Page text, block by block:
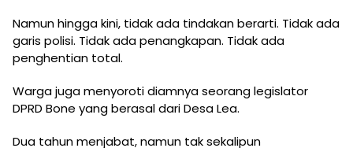
Namun hingga kini, tidak ada tindakan berarti. Tidak ada
garis polisi. Tidak ada penangkapan. Tidak ada
penghentian total.
Warga juga menyoroti diamnya seorang legislator
DPRD Bone yang berasal dari Desa Lea.
Dua tahun menjabat, namun tak sekalipun